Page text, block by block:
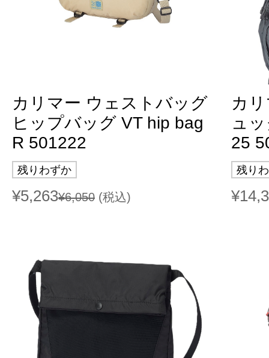
カリマー ウェストバッグ
ヒップバッグ VT hip bag
R 501222
残りわずか
¥5,263¥6,050 (税込)
カ
ュ
25
残り